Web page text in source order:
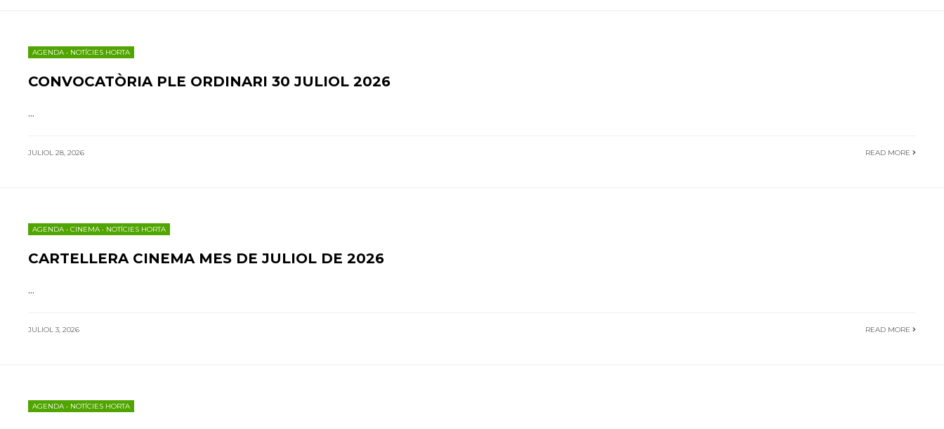
AGENDA • NOTÍCIES HORTA
CONVOCATÒRIA PLE ORDINARI 30 JULIOL 2026
...
JULIOL 28, 2026 READ MORE
AGENDA • CINEMA • NOTÍCIES HORTA
CARTELLERA CINEMA MES DE JULIOL DE 2026
...
JULIOL 3, 2026 READ MORE
AGENDA • NOTÍCIES HORTA